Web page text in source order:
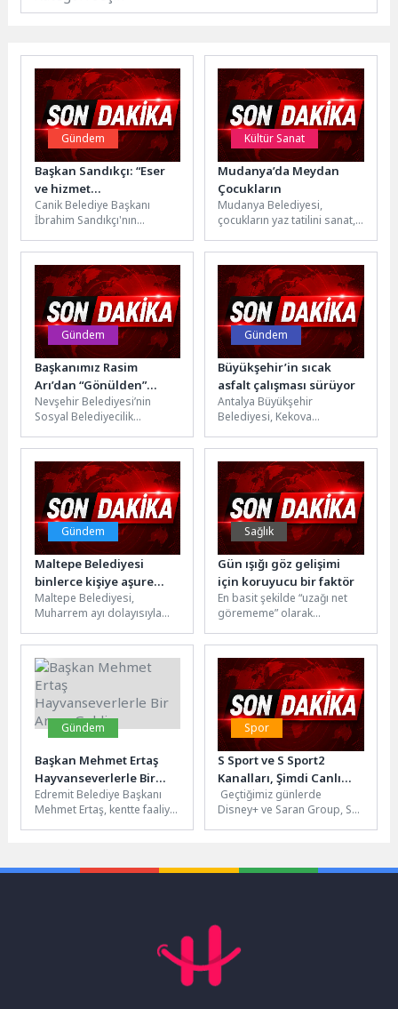
Gündem
Başkan Sandıkçı: “Eser
ve hizmet
seferberliğimizi
kararlılıkla
sürdürüyoruz”
Canik Belediye Başkanı
İbrahim Sandıkçı'nın
Belediye Meclisi Temmuz
Ayı Açılış Toplantısı
gerçekleştirildi.Canik
Belediye...
Kültür Sanat
Mudanya’da Meydan
Çocukların
Mudanya Belediyesi,
çocukların yaz tatilini sanat,
amacıyla hazırladığı
“Mütareke’de Oyun Var”...
Gündem
Başkanımız Rasim
Arı’dan “Gönülden”
Ziyaretler
Nevşehir Belediyesi’nin
Sosyal Belediyecilik
hayata geçirdiği “Gönül
Sofrası” ve “Gönül Kahvesi”
vatandaşlarımıza hizmet...
Gündem
Büyükşehir’in sıcak
asfalt çalışması sürüyor
Antalya Büyükşehir
Belediyesi, Kekova
Çevreli Mahallesi ile Kaş
Sahilkılınçlı Mahallelerini
birbirine bağlayan grup...
Gündem
Maltepe Belediyesi
binlerce kişiye aşure
dağıttı
Maltepe Belediyesi,
Muharrem ayı dolayısıyla
bir aşure dağıtımı
gerçekleştirdi. Birlik,
beraberlik...
Sağlık
Gün ışığı göz gelişimi
için koruyucu bir faktör
En basit şekilde “uzağı net
görememe” olarak
görülme sıklığındaki artışa
dikkat çeken İstanbul...
Gündem
Başkan Mehmet Ertaş
Hayvanseverlerle Bir
Araya Geldi
Edremit Belediye Başkanı
Mehmet Ertaş, kentte faaliyet
Spor
S Sport ve S Sport2
Kanalları, Şimdi Canlı
Yayınla Disney+’ta!
Geçtiğimiz günlerde
Disney+ ve Saran Group, S